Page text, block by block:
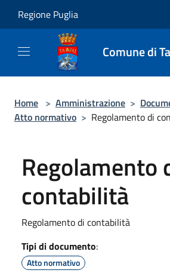
Regione Puglia
Comune di
Home > Amministrazione >
Atto normativo > Regolamento di
Regolamento
contabilità
Regolamento di contabilità
Tipi di documento:
Atto normativo